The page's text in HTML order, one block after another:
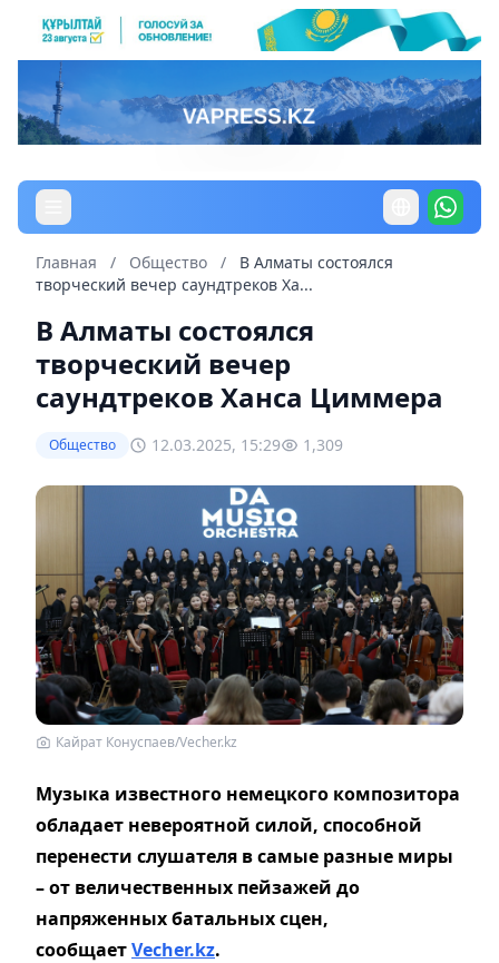
Главная / Общество /
В Алматы состоялся
творческий вечер саундтреков Ха...
В Алматы состоялся
творческий вечер
саундтреков Ханса Циммера
Общество 12.03.2025, 15:29 1,309
Кайрат Конуспаев/Vecher.kz
Музыка известного немецкого композитора
обладает невероятной силой, способной
перенести слушателя в самые разные миры
– от величественных пейзажей до
напряженных батальных сцен,
сообщаетVecher.kz.